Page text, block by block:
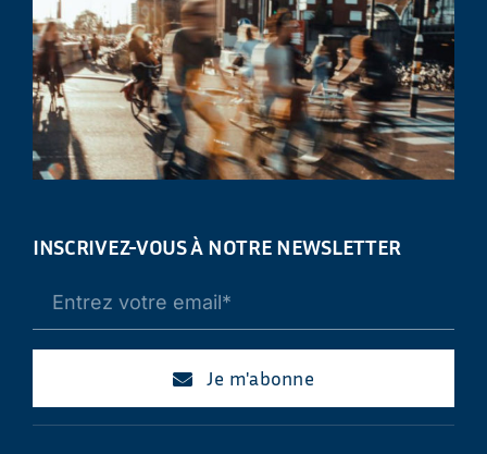
INSCRIVEZ-VOUS À NOTRE NEWSLETTER
Je m'abonne